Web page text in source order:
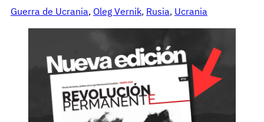
Guerra de Ucrania, Oleg Vernik, Rusia, Ucrania